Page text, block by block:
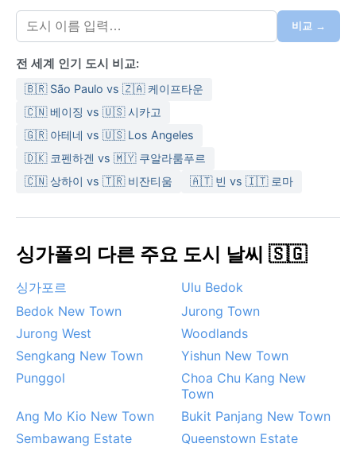
비교 →
전 세계 인기 도시 비교:
🇧🇷 São Paulo vs 🇿🇦 케이프타운
🇨🇳 베이징 vs 🇺🇸 시카고
🇬🇷 아테네 vs 🇺🇸 Los Angeles
🇩🇰 코펜하겐 vs 🇲🇾 쿠알라룸푸르
🇨🇳 상하이 vs 🇹🇷 비잔티움
🇦🇹 빈 vs 🇮🇹 로마
싱가폴의 다른 주요 도시 날씨 🇸🇬
싱가포르
Ulu Bedok
Bedok New Town
Jurong Town
Jurong West
Woodlands
Sengkang New Town
Yishun New Town
Punggol
Choa Chu Kang New
Town
Ang Mo Kio New Town
Bukit Panjang New Town
Sembawang Estate
Queenstown Estate